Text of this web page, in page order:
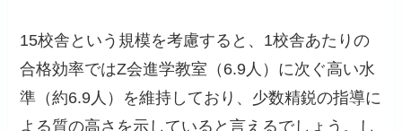
15校舎という規模を考慮すると、1校舎あたりの
合格効率ではZ会進学教室（6.9人）に次ぐ高い水
準（約6.9人）を維持しており、少数精鋭の指導に
よる質の高さを示していると言えるでしょう。し